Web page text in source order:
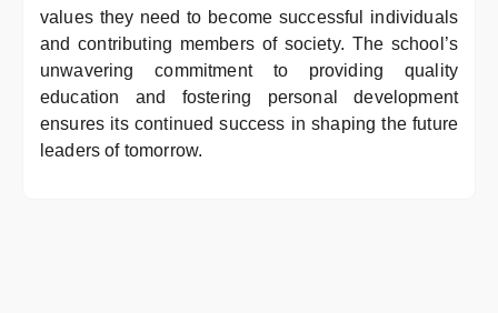
values they need to become successful individuals
and contributing members of society. The school’s
unwavering commitment to providing quality
education and fostering personal development
ensures its continued success in shaping the future
leaders of tomorrow.